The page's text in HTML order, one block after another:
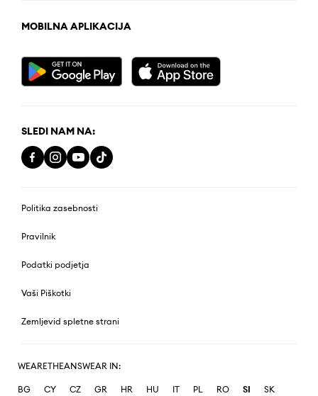
MOBILNA APLIKACIJA
SLEDI NAM NA:
Politika zasebnosti
Pravilnik
Podatki podjetja
Vaši Piškotki
Zemljevid spletne strani
WEARETHEANSWEAR IN:
BG CY CZ GR HR HU IT PL RO SI SK